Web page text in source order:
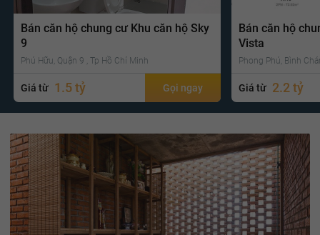
Bán căn hộ chung cư Khu căn hộ Sky
9
Phú Hữu, Quận 9 , Tp Hồ Chí Minh
Giá từ 1.5 tỷ Gọi ngay
Bán căn hộ
Vista
Phong Phú, Bình
Giá từ 2.2 tỷ